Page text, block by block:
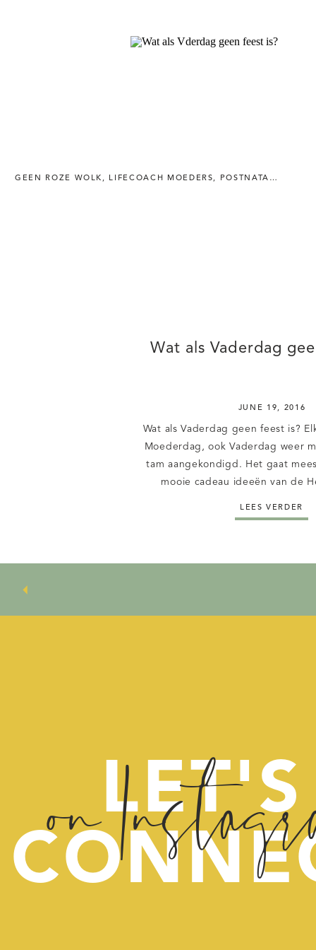
GEEN ROZE WOLK , LIFECOACH MOEDERS, POSTNATALE DEPRESSIE
Wat als Vaderdag
JUNE 19, 2016
Wat als Vaderdag geen feest is?
Moederdag, ook Vaderdag weer
tam aangekondigd. Het gaat
mooie cadeau ideeën van de
parfumadvertenties overal. Er
LEES VERDER
LET'S